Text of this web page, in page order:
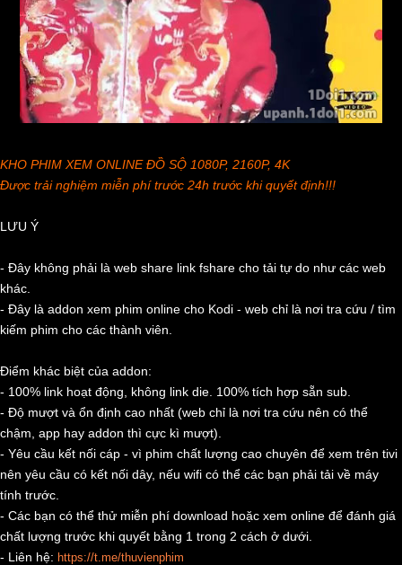
KHO PHIM XEM ONLINE ĐỒ SỘ 1080P, 2160P, 4K
Được trải nghiệm miễn phí trước 24h trước khi quyết định!!!
LƯU Ý
- Đây không phải là web share link fshare cho tải tự do như các web
khác.
- Đây là addon xem phim online cho Kodi - web chỉ là nơi tra cứu / tìm
kiếm phim cho các thành viên.
Điểm khác biệt của addon:
- 100% link hoạt động, không link die. 100% tích hợp sẵn sub.
- Độ mượt và ổn định cao nhất (web chỉ là nơi tra cứu nên có thể
chậm, app hay addon thì cực kì mượt).
- Yêu cầu kết nối cáp - vì phim chất lượng cao chuyên để xem trên tivi
nên yêu cầu có kết nối dây, nếu wifi có thể các bạn phải tải về máy
tính trước.
- Các bạn có thể thử miễn phí download hoặc xem online để đánh giá
chất lượng trước khi quyết bằng 1 trong 2 cách ở dưới.
- Liên hệ: https://t.me/thuvienphim